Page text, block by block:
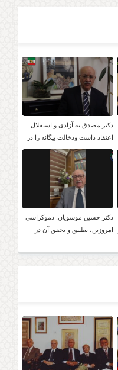
دکتر مصدق به آزادی و استقلال
اعتقاد داشت ودخالت بیگانه را در
امور داخلی بر نمی تابید.
دکتر حسین موسویان: دموکراسی
امروزین، تطبیق و تحقق آن در